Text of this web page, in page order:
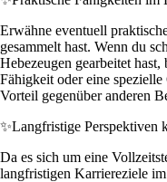
Erwähne eventuell
gesammelt hast. Wenn du
Hebezeugen gearbeitet
Fähigkeit oder eine
Vorteil gegenüber anderen
✨Langfristige Perspektiven
Da es sich um eine
langfristigen Karriereziele